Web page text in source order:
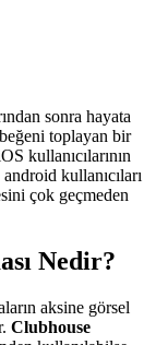
sonra hayata
toplayan bir
kullanıcılarının
kullanıcıları
çok geçmeden
Nedir?
aksine görsel
Clubhouse